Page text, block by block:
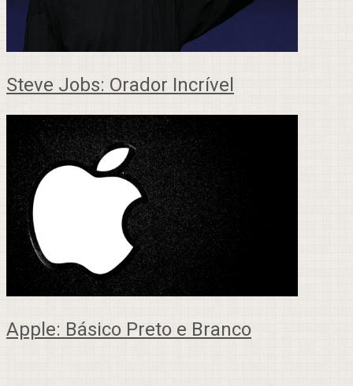
Steve Jobs: Orador Incrível
Apple: Básico Preto e Branco